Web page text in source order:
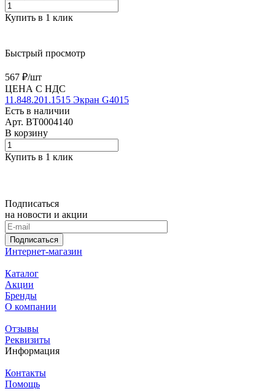
Купить в 1 клик
Быстрый просмотр
567 ₽/шт
ЦЕНА С НДС
11.848.201.1515 Экран G4015
Есть в наличии
Арт. BT0004140
В корзину
Купить в 1 клик
Подписаться
на новости и акции
Подписаться
Интернет-магазин
Каталог
Акции
Бренды
О компании
Отзывы
Реквизиты
Информация
Контакты
Помощь